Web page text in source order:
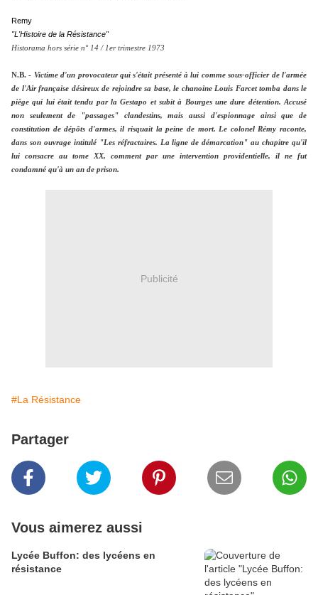
Remy
"L'Histoire de la Résistance"
Historama hors série n° 14 / 1er trimestre 1973
N.B. - Victime d'un provocateur qui s'était présenté à lui comme sous-officier de l'armée
de l'Air française désireux de rejoindre sa base, le chanoine Louis Farcet tomba dans le
piège qui lui était tendu par la Gestapo et subit à Bourges une dure détention. Accusé
non seulement de "passages" clandestins, mais aussi d'espionnage ainsi que de
constitution de dépôts d'armes, il risquait la peine de mort. Le colonel Rémy raconte,
dans son ouvrage intitulé "Les réfractaires. La ligne de démarcation" au chapitre qu'il
lui consacre au tome XX, comment par une intervention providentielle, il ne fut
condamné qu'à un an de prison.
Publicité
#La Résistance
Partager
Vous aimerez aussi
Lycée Buffon: des lycéens en
résistance